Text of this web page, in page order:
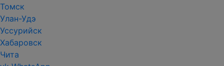
Томск
Улан-Удэ
Уссурийск
Хабаровск
Чита